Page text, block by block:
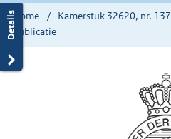
Home Kamerstuk 32620, nr. 137
publicatie